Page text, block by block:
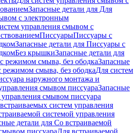
Запасные детали для Для
с электронным
управления смывом с
ПиссуарыПиссуары с
Запасные детали для Писсуары с
Без крышкиЗапасные детали для
режимом смыва, без ободкаЗапасные
режимом смыва, без ободкаДля систем
наружного монтажа и
смывом писсуараЗапасные
смывом писсуара
систем управления
системой управления
детали для Со встраиваемой
писсуараДля встраиваемой